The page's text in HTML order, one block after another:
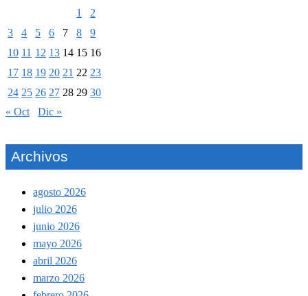
1
2
3
4 5 6 7 8
9
10 11 12 13 14 15 16
17 18 19 20 21 22 23
24 25 26 27 28 29 30
« Oct
Dic »
Archivos
agosto 2026
julio 2026
junio 2026
mayo 2026
abril 2026
marzo 2026